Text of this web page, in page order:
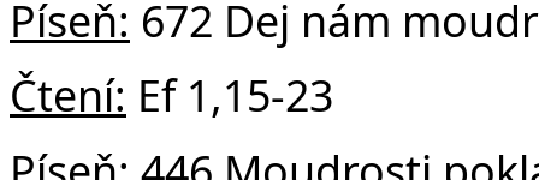
Píseň: 672 Dej nám
Čtení: Ef 1,15-23